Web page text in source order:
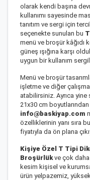
olarak kendi başına
kullanımı sayesinde
tanıtım ve sergi için
seçenekte sunulan bu
menü ve broşür kâğıdı
güneş ışığına karşı
uygun bir kullanım
Menü ve broşür
işletme ve diğer
atabilirsiniz. Ayrıca
21x30 cm
info@baskiyap.com
özelliklerinin yanı sıra bu
fiyatıyla da ön plana
Kişiye Özel T Tipi
Broşürlükve çok
kesim kişisel ve
ürün yelpazemiz,